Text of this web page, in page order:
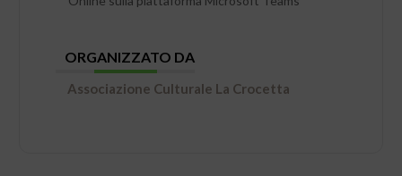
ORGANIZZATO DA
Associazione Culturale La Crocetta